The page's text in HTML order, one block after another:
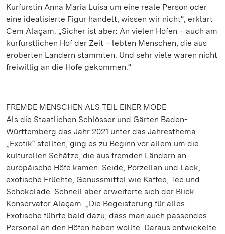
Kurfürstin Anna Maria Luisa um eine reale Person oder
eine idealisierte Figur handelt, wissen wir nicht“, erklärt
Cem Alaçam. „Sicher ist aber: An vielen Höfen – auch am
kurfürstlichen Hof der Zeit – lebten Menschen, die aus
eroberten Ländern stammten. Und sehr viele waren nicht
freiwillig an die Höfe gekommen.“
FREMDE MENSCHEN ALS TEIL EINER MODE
Als die Staatlichen Schlösser und Gärten Baden-
Württemberg das Jahr 2021 unter das Jahresthema
„Exotik“ stellten, ging es zu Beginn vor allem um die
kulturellen Schätze, die aus fremden Ländern an
europäische Höfe kamen: Seide, Porzellan und Lack,
exotische Früchte, Genussmittel wie Kaffee, Tee und
Schokolade. Schnell aber erweiterte sich der Blick.
Konservator Alaçam: „Die Begeisterung für alles
Exotische führte bald dazu, dass man auch passendes
Personal an den Höfen haben wollte. Daraus entwickelte